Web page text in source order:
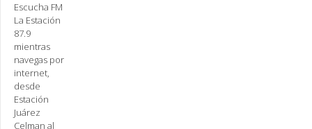
Escucha FM
La Estación
87.9
mientras
navegas por
internet,
desde
Estación
Juárez
Celman al